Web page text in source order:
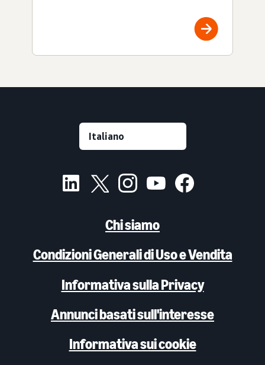
Chi siamo
Condizioni Generali di Uso e Vendita
Informativa sulla Privacy
Annunci basati sull'interesse
Informativa sui cookie